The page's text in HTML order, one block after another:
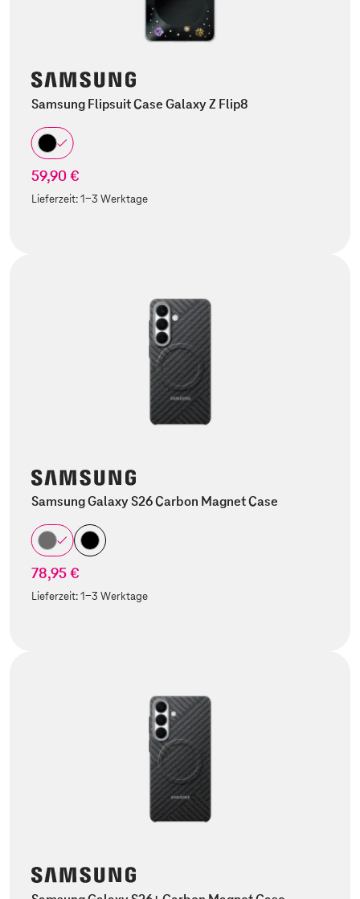
Samsung Flipsuit Case Galaxy Z Flip8
59,90 €
Lieferzeit:1-3 Werktage
Samsung Galaxy S26 Carbon Magnet Case
78,95 €
Lieferzeit:1-3 Werktage